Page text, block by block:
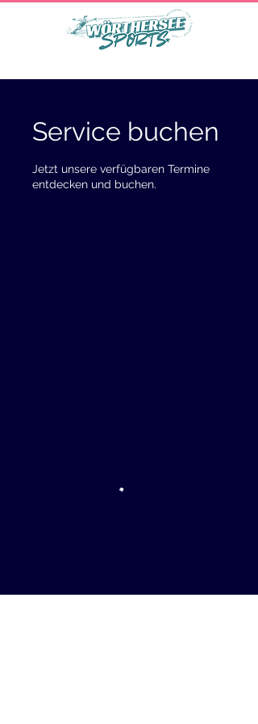
Service buchen
Jetzt unsere verfügbaren Termine
entdecken und buchen.